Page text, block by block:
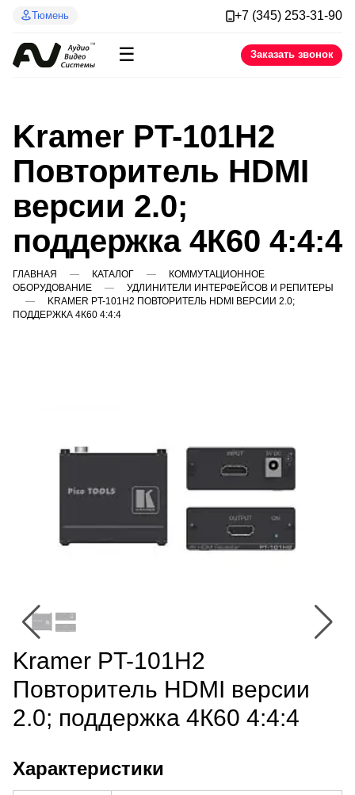
Тюмень +7 (345) 253-31-90
☰ Заказать звонок
Kramer PT-101H2
Повторитель HDMI
версии 2.0;
поддержка 4К60 4:4:4
ГЛАВНАЯ КАТАЛОГ
КОММУТАЦИОННОЕ
ОБОРУДОВАНИЕ
УДЛИНИТЕЛИ ИНТЕРФЕЙСОВ И РЕПИТЕРЫ
KRAMER PT-101H2 ПОВТОРИТЕЛЬ HDMI ВЕРСИИ 2.0;
ПОДДЕРЖКА 4К60 4:4:4
Kramer PT-101H2
Повторитель HDMI версии
2.0; поддержка 4К60 4:4:4
Характеристики